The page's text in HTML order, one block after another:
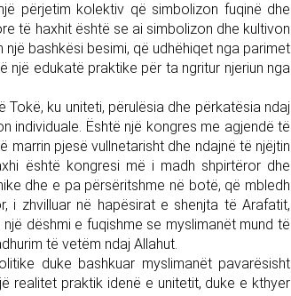
përjetim kolektiv që simbolizon fuqinë dhe
të haxhit është se ai simbolizon dhe kultivon
bashkësi besimi, që udhëhiqet nga parimet
një edukatë praktike për ta ngritur njeriun nga
ku uniteti, përulësia dhe përkatësia ndaj
individuale. Është një kongres me agjendë të
marrin pjesë vullnetarisht dhe ndajnë të njëjtin
është kongresi më i madh shpirtëror dhe
dhe e pa përsëritshme në botë, që mbledh
i zhvilluar në hapësirat e shenjta të Arafatit,
dëshmi e fuqishme se myslimanët mund të
të vetëm ndaj Allahut.
duke bashkuar myslimanët pavarësisht
realitet praktik idenë e unitetit, duke e kthyer